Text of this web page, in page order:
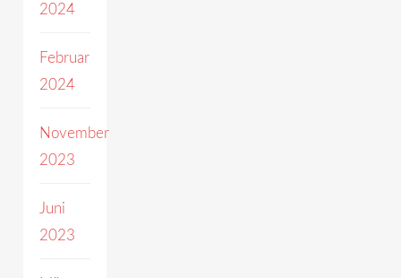
2024
Februar
2024
November
2023
Juni
2023